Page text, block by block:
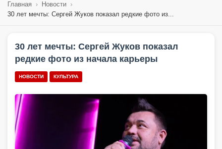
Главная › Новости ›
30 лет мечты: Сергей Жуков показал редкие фото из...
30 лет мечты: Сергей Жуков показал
редкие фото из начала карьеры
НОВОСТИ КУЛЬТУРА